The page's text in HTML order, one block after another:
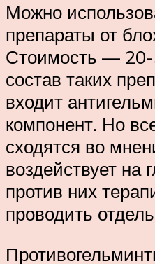
Можно
препараты от
Стоимость —
состав таких
входит
компонент. Но
сходятся во
воздействует на
против них
проводить